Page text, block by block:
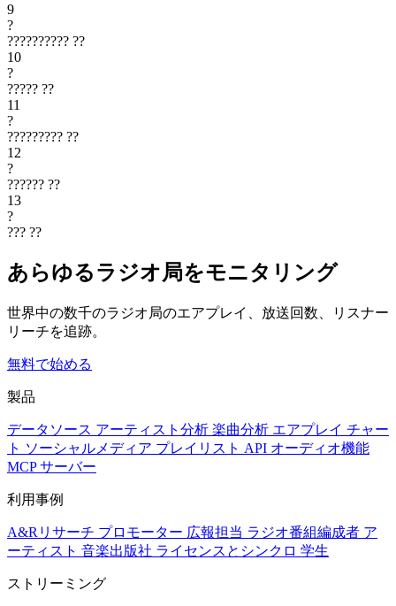
9
?
?????????? ??
10
?
????? ??
11
?
????????? ??
12
?
?????? ??
13
?
??? ??
あらゆるラジオ局をモニタリング
世界中の数千のラジオ局のエアプレイ、放送回数、リスナー
リーチを追跡。
無料で始める
製品
データソース アーティスト分析 楽曲分析 エアプレイ チャー
ト ソーシャルメディア プレイリスト API オーディオ機能
MCP サーバー
利用事例
A&Rリサーチ プロモーター 広報担当 ラジオ番組編成者 ア
ーティスト 音楽出版社 ライセンスとシンクロ 学生
ストリーミング